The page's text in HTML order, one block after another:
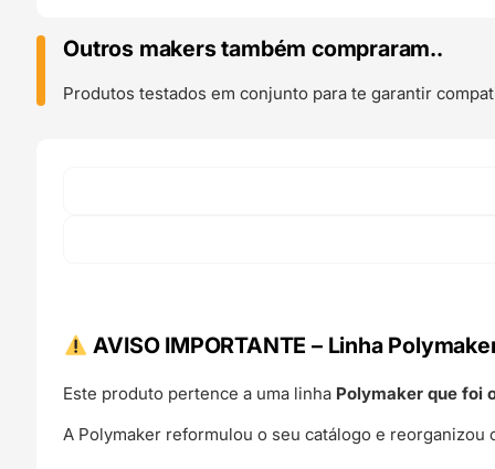
Color
1kg
Glacier
Descrição)
Outros makers também compraram..
Produtos testados em conjunto para te garantir
AVISO IMPORTANTE – Linha
Este produto pertence a uma linha Polymaker que foi
A Polymaker reformulou o seu catálogo e reorganizou